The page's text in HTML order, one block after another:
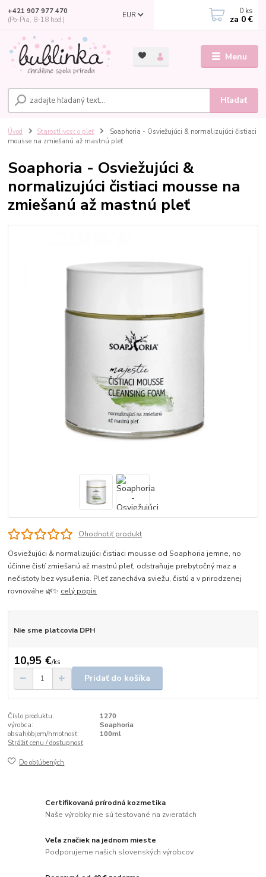
Menu
EUR
Hľadať
+421 907 977 470
(Po-Pia, 8-18 hod.)
0 ks
za 0 €
Úvod Starostlivosť o pleť
Soaphoria - Osviežujúci & normalizujúci čistiaci
mousse na zmiešanú až mastnú pleť
Soaphoria - Osviežujúci &
normalizujúci čistiaci mousse na
zmiešanú až mastnú pleť
Ohodnotiť produkt
Osviežujúci & normalizujúci čistiaci mousse od Soaphoria jemne, no
účinne čistí zmiešanú až mastnú pleť, odstraňuje prebytočný maz a
nečistoty bez vysušenia. Pleť zanecháva sviežu, čistú a v prirodzenej
rovnováhe 🌿✨ celý popis
Nie sme platcovia DPH
10,95 €/ks
Pridať do košíka
Číslo produktu:
1270
výrobca:
Soaphoria
obsah/objem/hmotnosť:
100ml
Strážiť cenu / dostupnosť
Do obľúbených
Certifikovaná prírodná kozmetika
Naše výrobky nie sú testované na zvieratách
Veľa značiek na jednom mieste
Podporujeme našich slovenských výrobcov